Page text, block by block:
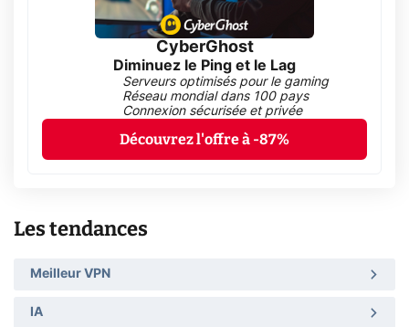
CyberGhost
Diminuez le Ping et le Lag
Serveurs optimisés pour le gaming
Réseau mondial dans 100 pays
Connexion sécurisée et privée
Découvrez l'offre à -87%
Les tendances
Meilleur VPN
IA